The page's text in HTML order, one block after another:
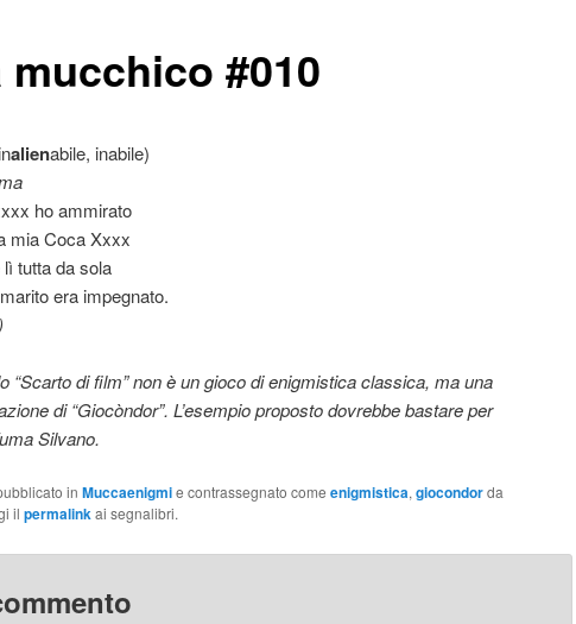
mucchico #010
alienabile, inabile)
ho ammirato
mia Coca Xxxx
tutta da sola
era impegnato.
“Scarto di film” non è un gioco di enigmistica classica, ma una
di “Giocòndor”. L’esempio proposto dovrebbe bastare per
Silvano.
in Muccaenigmie contrassegnato come enigmistica,giocondorda
il permalinkai segnalibri.